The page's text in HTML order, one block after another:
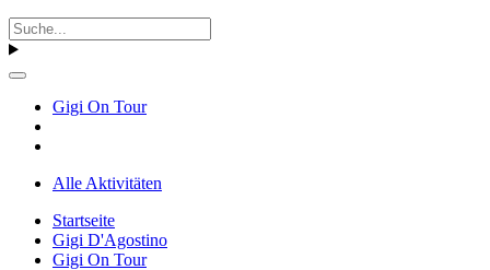
Gigi On Tour
Alle Aktivitäten
Startseite
Gigi D'Agostino
Gigi On Tour